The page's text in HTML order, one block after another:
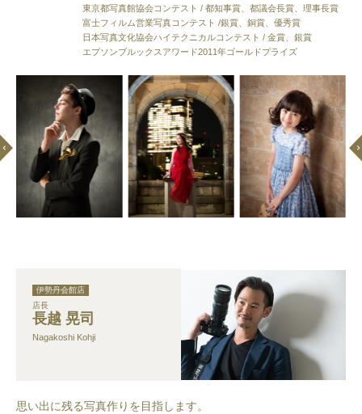
東京都写真館協会コンテスト / 都知事賞、都議会長賞、理事長賞
富士フィルム営業写真コンテスト /銀賞、銅賞、優秀賞
日本写真文化協会ハイテクニカルコンテスト / 金賞、銀賞
エプソンブルックスアワード2011年ゴールドプライズ
伊勢丹会館店
店長
長越 晃司
Nagakoshi Kohji
思い出に残る写真作りを目指します。